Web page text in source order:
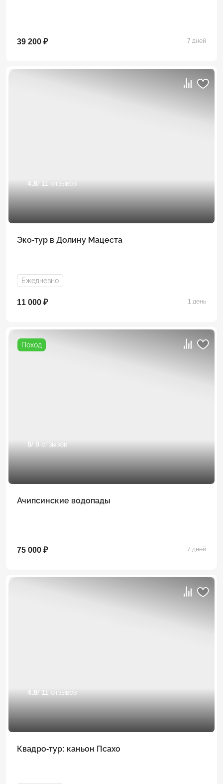
39 200 ₽ 7 дней
4.8/ 11 отзывов
Эко-тур в Долину Мацеста
Ежедневно
11 000 ₽ 1 день
Поход
5/ 8 отзывов
Ачипсинские водопады
75 000 ₽ 7 дней
4.8/ 11 отзывов
Квадро-тур: каньон Псахо